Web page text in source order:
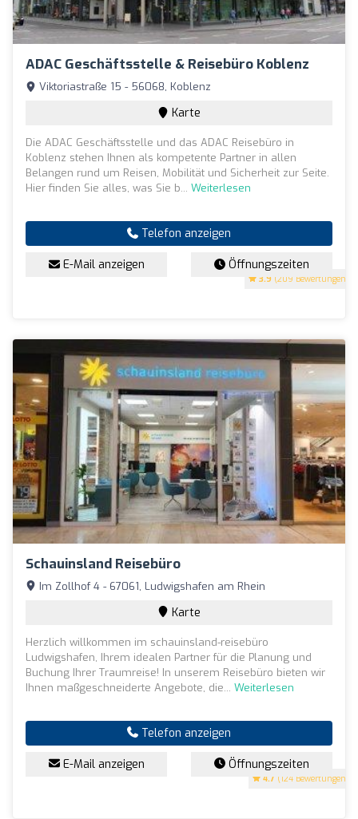
ADAC Geschäftsstelle & Reisebüro Koblenz
3.9 (209 Bewertungen)
Viktoriastraße 15 - 56068, Koblenz
Karte
Die ADAC Geschäftsstelle und das ADAC Reisebüro in
Koblenz stehen Ihnen als kompetente Partner in allen
Belangen rund um Reisen, Mobilität und Sicherheit zur Seite.
Hier finden Sie alles, was Sie b... Weiterlesen
Telefon anzeigen
E-Mail anzeigen Öffnungszeiten
Schauinsland Reisebüro
4.7 (124 Bewertungen)
Im Zollhof 4 - 67061, Ludwigshafen am Rhein
Karte
Herzlich willkommen im schauinsland-reisebüro
Ludwigshafen, Ihrem idealen Partner für die Planung und
Buchung Ihrer Traumreise! In unserem Reisebüro bieten wir
Ihnen maßgeschneiderte Angebote, die... Weiterlesen
Telefon anzeigen
E-Mail anzeigen Öffnungszeiten